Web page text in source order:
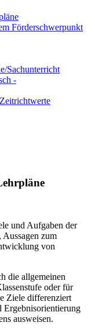
Förderschwerpunkt
Sachunterricht
-
und Aufgaben der
zum
von
die allgemeinen
oder für
Ziele differenziert
Ergebnisorientierung
ausweisen.